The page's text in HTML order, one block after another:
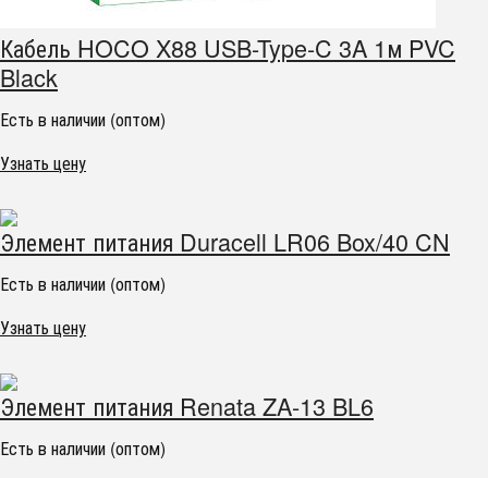
Кабель HOCO X88 USB-Type-C 3A 1м PVC
Black
Есть в наличии (оптом)
Узнать цену
Элемент питания Duracell LR06 Box/40 CN
Есть в наличии (оптом)
Узнать цену
Элемент питания Renata ZA-13 BL6
Есть в наличии (оптом)